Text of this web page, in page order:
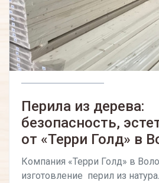
Перила из дерева:
безопасность,
от «Терри Голд» в
Компания «Терри Голд» в
изготовление перил из